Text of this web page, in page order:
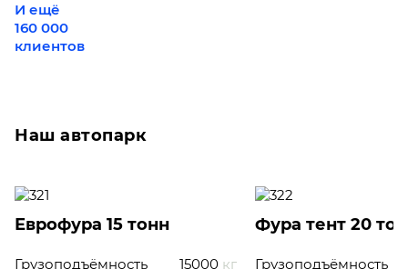
И ещё
160 000
клиентов
Наш автопарк
Еврофура 15 тонн
Грузоподъёмность 15000 кг
Фура тент 20
Грузоподъёмность